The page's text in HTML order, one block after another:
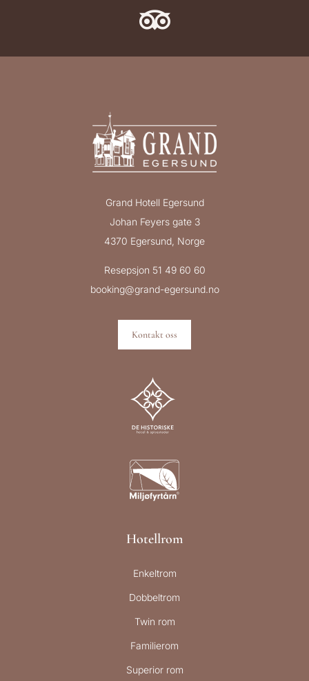

Grand Hotell Egersund
Johan Feyers gate 3
4370 Egersund, Norge
Resepsjon 51 49 60 60
booking@grand-egersund.no
Kontakt oss
Hotellrom
Enkeltrom
Dobbeltrom
Twin rom
Familierom
Superior rom